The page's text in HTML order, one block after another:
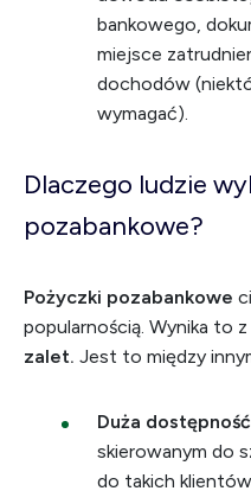
bankowego,
miejsce
dochodów
wymagać).
Dlaczego ludzie
pozabankowe?
Pożyczki pozabankowe
popularnością. Wynika to
zalet. Jest to między
Duża
skierowanym do
do takich